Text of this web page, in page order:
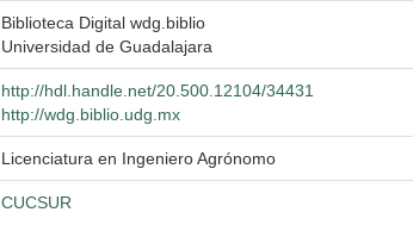
Biblioteca Digital wdg.biblio
Universidad de Guadalajara
http://hdl.handle.net/20.500.12104/34431
http://wdg.biblio.udg.mx
Licenciatura en Ingeniero Agrónomo
CUCSUR